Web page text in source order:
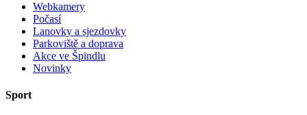
Webkamery
Počasí
Lanovky a sjezdovky
Parkoviště a doprava
Akce ve Špindlu
Novinky
Sport